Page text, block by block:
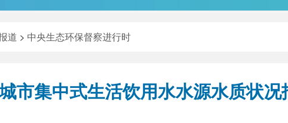
道 > 中央生态环保督察进行时
市集中式生活饮用水水源水质状况